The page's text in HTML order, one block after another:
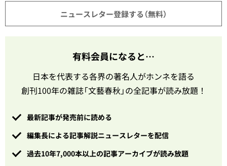
ニュースレター登録する（無料）
有料会員になると…
日本を代表する各界の著名人がホンネを語る
創刊100年の雑誌「文藝春秋」の全記事が読み放題！
最新記事が発売前に読める
編集長による記事解説ニュースレターを配信
過去10年7,000本以上の記事アーカイブが読み放題